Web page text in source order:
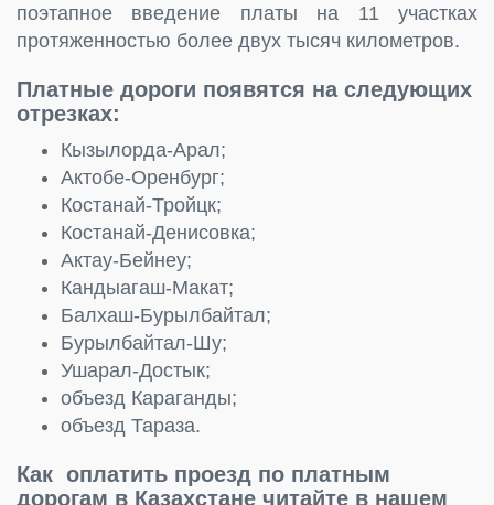
поэтапное введение платы на 11 участках
протяженностью более двух тысяч километров.
Платные дороги появятся на следующих
отрезках:
Кызылорда-Арал;
Актобе-Оренбург;
Костанай-Тройцк;
Костанай-Денисовка;
Актау-Бейнеу;
Кандыагаш-Макат;
Балхаш-Бурылбайтал;
Бурылбайтал-Шу;
Ушарал-Достык;
объезд Караганды;
объезд Тараза.
Как оплатить проезд по платным
дорогам в Казахстане читайте в нашем